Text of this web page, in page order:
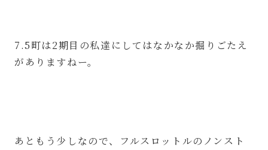
7.5町は2期目の私達にしてはなかなか掘りごたえ
がありますねー。
あともう少しなので、フルスロットルのノンスト